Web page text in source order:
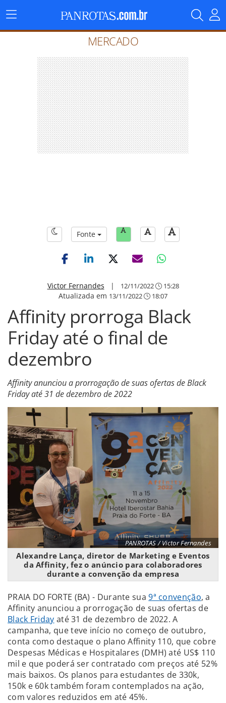
Menu
Principal
MERCADO
Fonte
Victor Fernandes | 12/11/2022 15:28
Atualizada em 13/11/2022 18:07
Affinity prorroga Black
Friday até o final de
dezembro
Affinity anunciou a prorrogação de suas ofertas de Black
Friday até 31 de dezembro de 2022
PANROTAS / Victor Fernandes
Alexandre Lança, diretor de Marketing e Eventos
da Affinity, fez o anúncio para colaboradores
durante a convenção da empresa
PRAIA DO FORTE (BA) - Durante sua9ª convenção, a
Affinity anunciou a prorrogação de suas ofertas de
Black Friday até 31 de dezembro de 2022. A
campanha, que teve início no começo de outubro,
conta como destaque o plano Affinity 110, que cobre
Despesas Médicas e Hospitalares (DMH) até US$ 110
mil e que poderá ser contratado com preços até 52%
mais baixos. Os planos para estudantes de 330k,
150k e 60k também foram contemplados na ação,
com valores reduzidos em até 45%.